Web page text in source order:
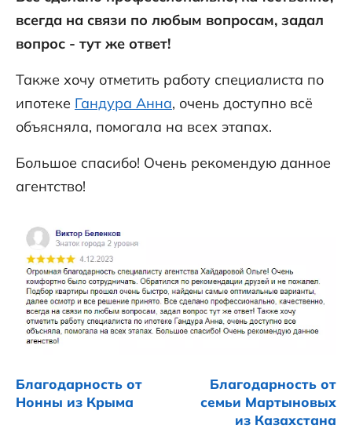
всегда на связи по любым вопросам, задал
вопрос - тут же ответ!
Также хочу отметить работу специалиста по
ипотеке Гандура Анна, очень доступно всё
объясняла, помогала на всех этапах.
Большое спасибо! Очень рекомендую данное
агентство!
Благодарность от
Нонны из Крыма
Благодарность от
семьи Мартыновых
из Казахстана